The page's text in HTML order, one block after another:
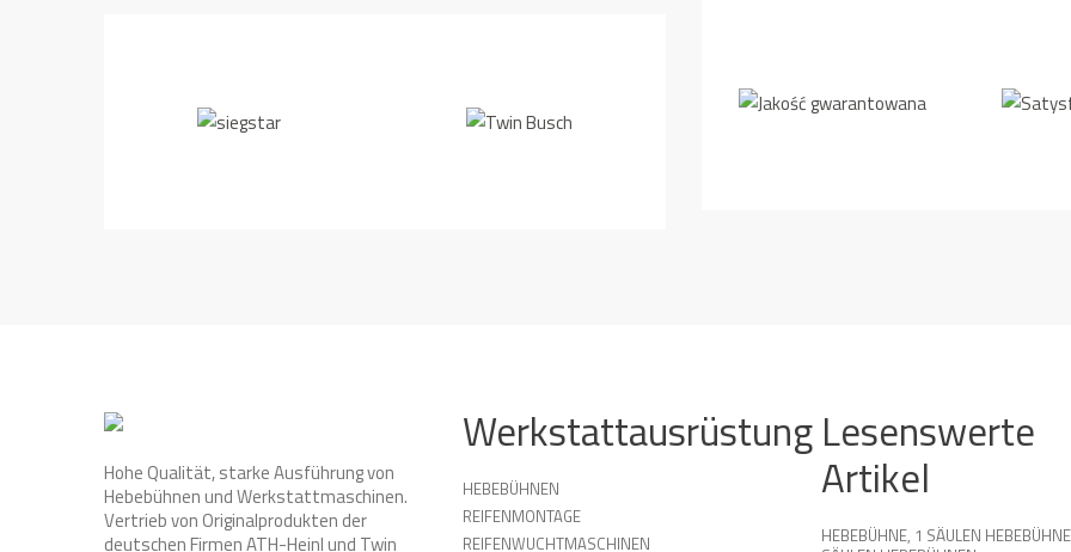
Hohe Qualität, starke Ausführung von
Hebebühnen und Werkstattmaschinen.
Vertrieb von Originalprodukten der
deutschen Firmen ATH-Heinl und Twin
Werkstattausrüstung
HEBEBÜHNEN
REIFENMONTAGE
REIFENWUCHTMASCHINEN
Lesenswerte
Artikel
HEBEBÜHNE, 1 SÄULEN